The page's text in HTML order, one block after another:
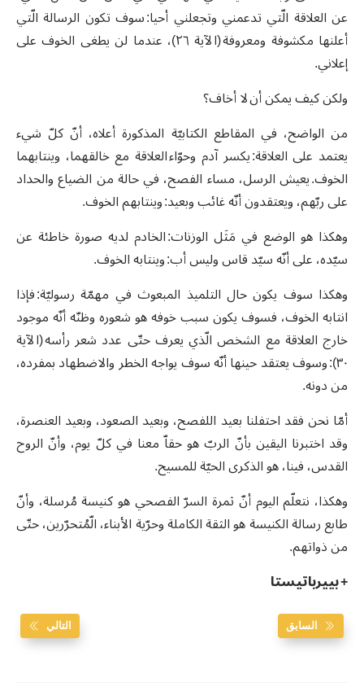
عن العلاقة الّتي تدعمني وتجعلني أحيا: سوف تكون الرسالة الّتي
أعلنها مكشوفة ومعروفة (الآية ٢٦)، عندما لن يطغى الخوف على
إعلاني.
ولكن كيف يمكن أن لا أخاف؟
من الواضح، في المقاطع الكتابيّة المذكورة أعلاه، أنّ كلّ شيء
يعتمد على العلاقة: يكسر آدم وحوّاء العلاقة مع خالقهما، وينتابهما
الخوف. يعيش الرسل، مساء الفصح، في حالة من الضياع والحداد
على ربّهم، ويعتقدون أنّه غائب وبعيد: وينتابهم الخوف.
وهكذا هو الوضع في مَثَل الوزنات: الخادم لديه صورة خاطئة عن
سيّده، على أنّه سيّد قاس وليس أب: وينتابه الخوف.
وهكذا سوف يكون حال التلميذ المبعوث في مهمّة رسوليّة: فإذا
انتابه الخوف، فسوف يكون سبب خوفه هو شعوره وظنّه أنّه موجود
خارج العلاقة مع الشخص الّذي يعرف حتّى عدد شعر رأسه (الآية
٣٠): وسوف يعتقد حينها أنّه سوف يواجه الخطر والاضطهاد بمفرده،
من دونه.
أمّا نحن فقد احتفلنا بعيد اللفصح، وبعيد الصعود، وبعيد العنصرة،
وقد اختبرنا اليقين بأنّ الربّ هو حقاّ معنا في كلّ يوم، وأنّ الروح
القدس، فينا، هو الذكرى الحيّة للمسيح.
وهكذا، نتعلّم اليوم أنّ ثمرة السرّ الفصحي هو كنيسة مُرسلة، وأنّ
طابع رسالة الكنيسة هو الثقة الكاملة وحرّية الأبناء، الّمُتحرّرين، حتّى
من ذواتهم.
+ بييرباتيستا
السابق التالي